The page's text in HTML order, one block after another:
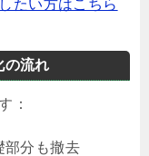
たい方はこちら
の流れ
：
部分も撤去